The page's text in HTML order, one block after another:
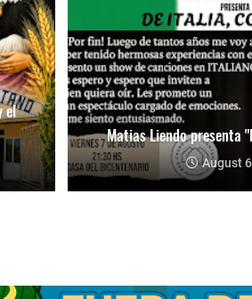
el
Matias Liendo presenta
August